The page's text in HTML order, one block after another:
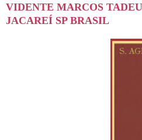
VIDENTE MARCOS
JACAREÍ SP BRASIL